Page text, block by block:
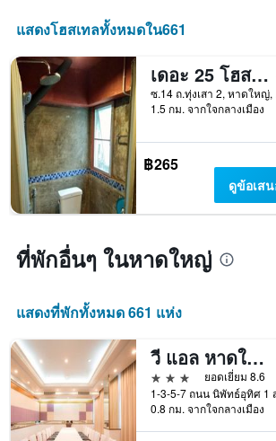
วัน
สัปดาห์
แผนภูมิ
มี
แกน
Y
1
แกน
แแส
ดง
ราคา
ของ
ห้อง
แสดงโฮสเทลทั้งหมดใน661
เดอะ 25 โฮสเทล
1.5 กม. จากใจกลางเมือง
฿265
ดูข้อเส
ที่พักอื่นๆ ในหาดใหญ่
แสดงที่พักทั้งหมด 661 แห่ง
วี แอล หาดใหญ่ โฮเทล
3 ดาว
ยอดเยี่ยม 8.6
0.8 กม. จากใจกลางเมือง